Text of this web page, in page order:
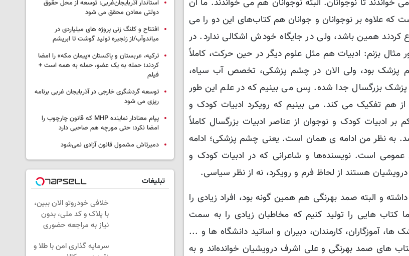
تا نوجوانان. البته نوجوانان هم می خواندند. ما آن
که علاوه بر نوجوانان و جوانان هم کتاب‌های این دو را می
کردند همین باشد، ولی در جایگاه خودش اشکالی ندارد. در
بزنم: ادبیات هم مثل علوم دیگر در حین حرکت، کاملاً
پزشک بود، ولی الان در چشم پزشکی، تخصص آب سیاه،
بزرگسال جدا شده. پس می بینیم که در علم این طور
هم تفکیک می کند. می بینیم که رویکرد ادبیات کودک و
ادبیات کودک و نوجوان از عناصر ادبیات بزرگسال کاملاً
به نظر من ادامه ی همان است. یعنی چشم پزشکی؛ ادامه
عمومی است. نویسنده‌ها و شاعرانی که در ادبیات کودک و
هستند از لحاظ فرم و رویکرد، نه از نظر سیاسی.
و البته صمد بهرنگی هم همین گونه بود، افراد زیادی را
کتاب هایی را تولید کنیم که مخاطبان زیادی را به سمت
آموزگاران، کارمندان، دبیران و اساتید دانشگاه ها و ...
های صمد بهرنگی و علی اشرف درویشیان خوانده‌اند و به
استاندار آذربایجان‌غربی: توسعه از محل حقوق
دولتی معادن محقق می شود
افتتاح و کلنگ زنی پروژه های میلیاردی در
میاندوآب/از زنجیره تولید گوشت تا ابریشم
ترکیه، عربستان و پاکستان «پیمان مکه» را امضا
کردند؛ حمله به یک عضو، حمله به همه است +
فیلم
توسعه گردشگری خارجی در آذربایجان غربی برنامه
ریزی می شود
پیام معنادار نماینده MHP که قانون چارچوب را
امضا نکرد: حتی مورچه هم صاحبی دارد
دمیرتاش مشمول قانون آزادی نمی‌شود
تبلیغات
خلافی خودروتو الان ببین،
با پلاک و کد ملی، بدون
نیاز به مراجعه حضوری
سرمایه گذاری امن با طلا و